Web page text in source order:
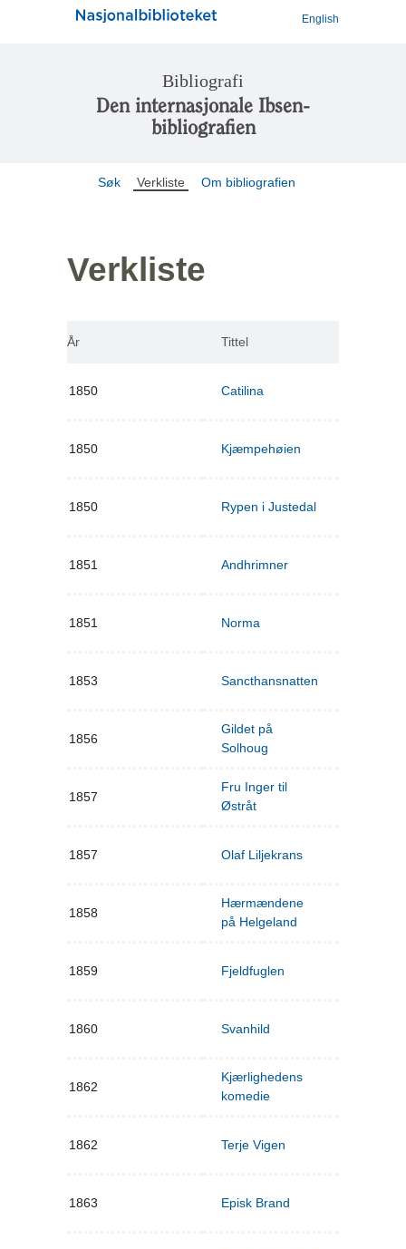
English
Bibliografi
Den internasjonale Ibsen-
bibliografien
Søk Verkliste Om bibliografien
Verkliste
År Tittel
1850 Catilina
1850 Kjæmpehøien
1850 Rypen i Justedal
1851 Andhrimner
1851 Norma
1853 Sancthansnatten
1856
Gildet på
Solhoug
1857
Fru Inger til
Østråt
1857 Olaf Liljekrans
1858
Hærmændene
på Helgeland
1859 Fjeldfuglen
1860 Svanhild
1862
Kjærlighedens
komedie
1862 Terje Vigen
1863 Episk Brand